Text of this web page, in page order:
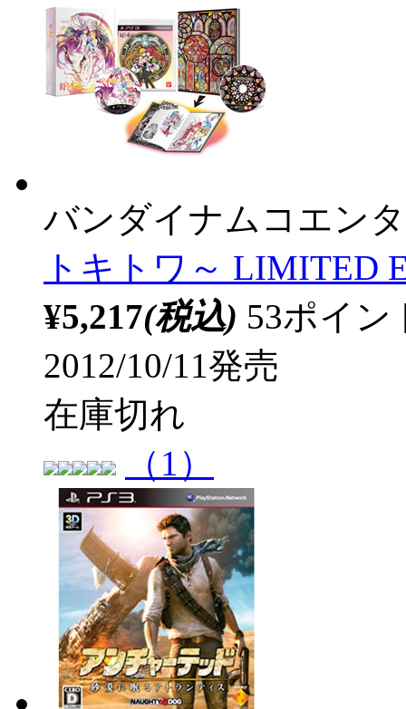
バンダイナムコエン
トキトワ～ LIMITED
¥5,217(税込) 53ポイ
2012/10/11発売
在庫切れ
（1）